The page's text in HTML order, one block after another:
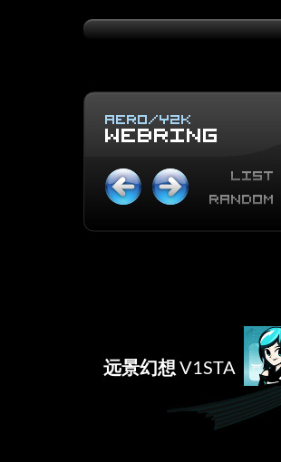
远景幻想 V1STA